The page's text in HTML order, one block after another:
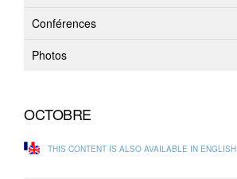
Conférences
Photos
OCTOBRE
THIS CONTENT IS ALSO AVAILABLE IN ENGLISH